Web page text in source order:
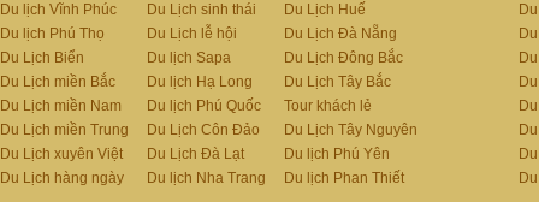
Du lịch Vĩnh Phúc
Du lịch Phú Thọ
Du Lịch Biển
Du Lịch miền Bắc
Du Lịch miền Nam
Du Lịch miền Trung
Du Lịch xuyên Việt
Du Lịch hàng ngày
Du Lịch sinh thái
Du Lịch lễ hội
Du lịch Sapa
Du lịch Hạ Long
Du lịch Phú Quốc
Du Lịch Côn Đảo
Du Lịch Đà Lạt
Du lịch Nha Trang
Du Lịch Huế
Du Lịch Đà Nẵng
Du Lịch Đông Bắc
Du Lịch Tây Bắc
Tour khách lẻ
Du Lịch Tây Nguyên
Du lịch Phú Yên
Du lịch Phan Thiết